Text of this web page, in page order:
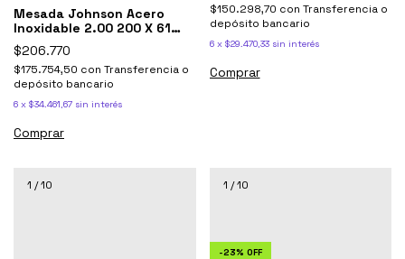
Mesada Johnson Acero
Inoxidable 2.00 200 X 61
Ciega Lisa 2 M
$206.770
$175.754,50 con Transferencia o
depósito bancario
6 x $34.461,67 sin interés
$150.298,70 con Transferencia o
depósito bancario
6 x $29.470,33 sin interés
Comprar
1 /10 1 /10
-23% OFF